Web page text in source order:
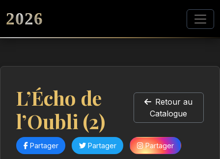
2026
L’Écho de
l’Oubli (2)
Retour au
Catalogue
Partager Partager Partager